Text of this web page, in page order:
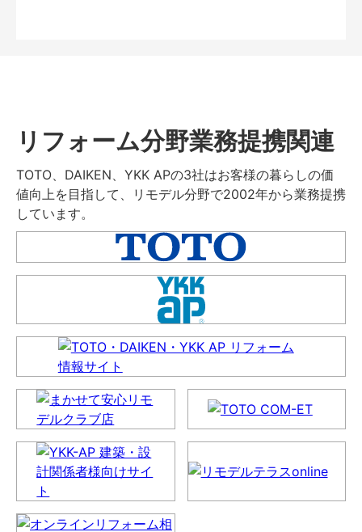
リフォーム分野業務提携関連
TOTO、DAIKEN、YKK APの3社はお客様の暮らしの価
値向上を目指して、リモデル分野で2002年から業務提携
しています。